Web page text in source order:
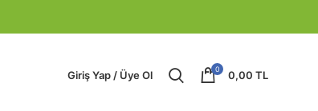
Giriş Yap / Üye Ol 0 0,00 TL